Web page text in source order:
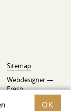
OK
Sitemap
Webdesigner —
Fresh